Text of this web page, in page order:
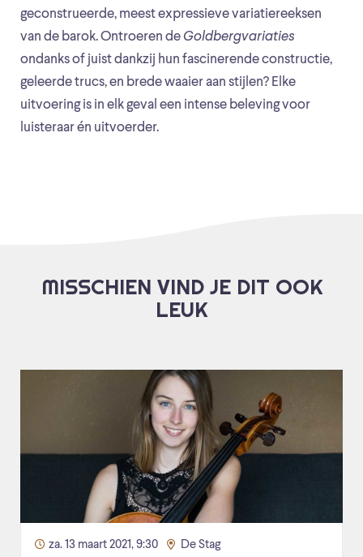
geconstrueerde, meest expressieve variatiereeksen
van de barok. Ontroeren de Goldbergvariaties
ondanks of juist dankzij hun fascinerende constructie,
geleerde trucs, en brede waaier aan stijlen? Elke
uitvoering is in elk geval een intense beleving voor
luisteraar én uitvoerder.
MISSCHIEN VIND JE DIT OOK
LEUK
za. 13 maart 2021, 9:30 De Stag